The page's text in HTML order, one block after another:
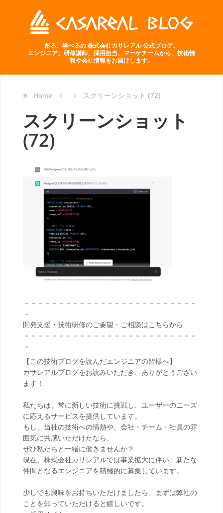
創る、学べるの 株式会社カサレアル 公式ブログ。
エンジニア、研修講師、採用担当、マーケチームから、技術情
報や会社情報をお届けします。
Home スクリーンショット (72)
スクリーンショット
(72)
－－－－－－－－－－－－－－－－－－－－－－－－－
－
開発支援・技術研修のご要望・ご相談はこちらから
－－－－－－－－－－－－－－－－－－－－－－－－－
－
【この技術ブログを読んだエンジニアの皆様へ】
カサレアルブログをお読みいただき、ありがとうござい
ます！
私たちは、常に新しい技術に挑戦し、ユーザーのニーズ
に応えるサービスを提供しています。
もし、当社の技術への情熱や、会社・チーム・社員の雰
囲気に共感いただけたなら、
ぜひ私たちと一緒に働きませんか？
現在、株式会社カサレアルでは事業拡大に伴い、新たな
仲間となるエンジニアを積極的に募集しています。
少しでも興味をお持ちいただけましたら、まずは弊社の
ことを知っていただけると嬉しいです。